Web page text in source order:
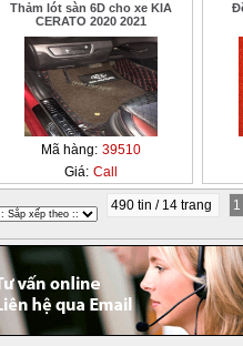
Thảm lót sàn 6D cho xe KIA
CERATO 2020 2021
Mã hàng: 39510
Giá: Call
490 tin / 14 trang 1